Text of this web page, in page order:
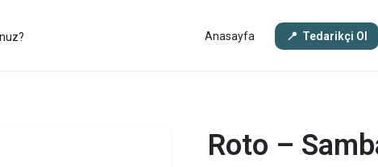
Anasayfa Tedarikçi Ol
Roto –